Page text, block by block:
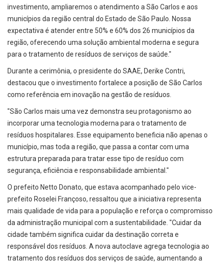
investimento, ampliaremos o atendimento a São Carlos e aos
municípios da região central do Estado de São Paulo. Nossa
expectativa é atender entre 50% e 60% dos 26 municípios da
região, oferecendo uma solução ambiental moderna e segura
para o tratamento de resíduos de serviços de saúde."
Durante a cerimônia, o presidente do SAAE, Derike Contri,
destacou que o investimento fortalece a posição de São Carlos
como referência em inovação na gestão de resíduos.
"São Carlos mais uma vez demonstra seu protagonismo ao
incorporar uma tecnologia moderna para o tratamento de
resíduos hospitalares. Esse equipamento beneficia não apenas o
município, mas toda a região, que passa a contar com uma
estrutura preparada para tratar esse tipo de resíduo com
segurança, eficiência e responsabilidade ambiental."
O prefeito Netto Donato, que estava acompanhado pelo vice-
prefeito Roselei Françoso, ressaltou que a iniciativa representa
mais qualidade de vida para a população e reforça o compromisso
da administração municipal com a sustentabilidade. "Cuidar da
cidade também significa cuidar da destinação correta e
responsável dos resíduos. A nova autoclave agrega tecnologia ao
tratamento dos resíduos dos serviços de saúde, aumentando a